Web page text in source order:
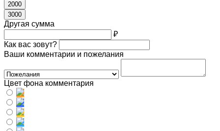
2000
3000
Другая сумма
₽
Как вас зовут?
Ваши комментарии и пожелания
Цвет фона комментария